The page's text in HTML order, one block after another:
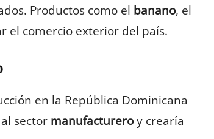
Productos como el banano, el
el comercio exterior del país.
en la República Dominicana
sector manufactureroy crearía